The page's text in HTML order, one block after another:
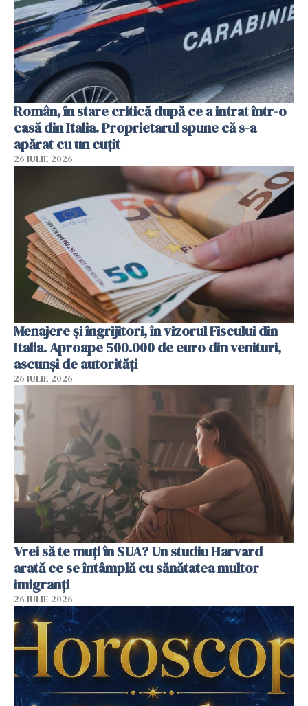
Român, în stare critică după ce a intrat într-o
casă din Italia. Proprietarul spune că s-a
apărat cu un cuțit
26 IULIE 2026
Menajere și îngrijitori, în vizorul Fiscului din
Italia. Aproape 500.000 de euro din venituri,
ascunși de autorități
26 IULIE 2026
Vrei să te muți în SUA? Un studiu Harvard
arată ce se întâmplă cu sănătatea multor
imigranți
26 IULIE 2026